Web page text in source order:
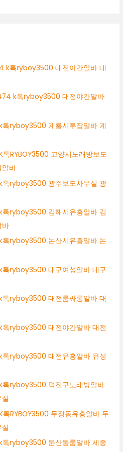
k톡ryboy3500 대전야간알바 대
k톡ryboy3500 대전야간알바
ryboy3500 계룡시투잡알바 계
RYBOY3500 고양시노래방보도
알바
ryboy3500 광주보도사무실 광
ryboy3500 김해시유흥알바 김
바
ryboy3500 논산시유흥알바 논
ryboy3500 대구여성알바 대구
ryboy3500 대전룸싸롱알바 대
ryboy3500 대전야간알바 대전
ryboy3500 대전유흥알바 유성
ryboy3500 덕진구노래방알바
RYBOY3500 두정동유흥알바 두
ryboy3500 둔산동룸알바 세종